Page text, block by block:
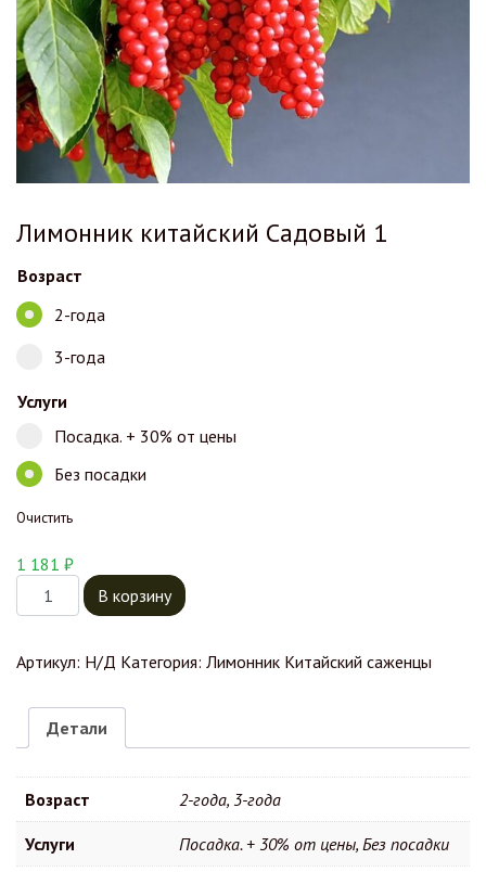
Лимонник китайский Садовый 1
Возраст
2-года
3-года
Услуги
Посадка. + 30% от цены
Без посадки
Очистить
1 181 ₽
Количество товара Лимонник китайский Садовый 1
В корзину
Артикул: Н/Д Категория: Лимонник Китайский саженцы
Детали
Возраст 2-года, 3-года
Услуги Посадка. + 30% от цены, Без посадки